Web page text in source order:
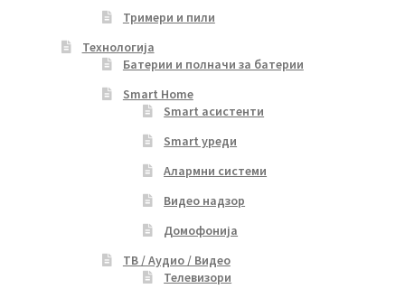
Тримери и пили
Технологија
Батерии и полначи за батерии
Smart Home
Smart асистенти
Smart уреди
Алармни системи
Видео надзор
Домофонија
ТВ / Аудио / Видео
Телевизори